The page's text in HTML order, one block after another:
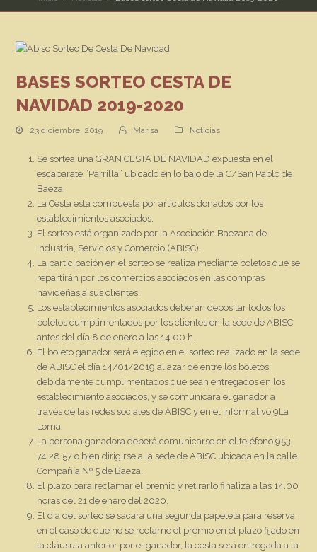
BASES SORTEO CESTA DE
NAVIDAD 2019-2020
23 diciembre, 2019 Marisa Noticias
Se sortea una GRAN CESTA DE NAVIDAD expuesta en el
escaparate “Parrilla” ubicado en lo bajo de la C/San Pablo de
Baeza.
La Cesta está compuesta por artículos donados por los
establecimientos asociados.
El sorteo está organizado por la Asociación Baezana de
Industria, Servicios y Comercio (ABISC).
La participación en el sorteo se realiza mediante boletos que se
repartirán por los comercios asociados en las compras
navideñas a sus clientes.
Los establecimientos asociados deberán depositar todos los
boletos cumplimentados por los clientes en la sede de ABISC
antes del día 8 de enero a las 14.00 h.
El boleto ganador será elegido en el sorteo realizado en la sede
de ABISC el día 14/01/2019 al azar de entre los boletos
debidamente cumplimentados que sean entregados en los
establecimiento asociados, y se comunicara el ganador a
través de las redes sociales de ABISC y en el informativo 9La
Loma.
La persona ganadora deberá comunicarse en el teléfono 953
74 28 57 o bien dirigirse a la sede de ABISC ubicada en la calle
Compañía Nº 5 de Baeza.
El plazo para reclamar el premio y retirarlo finaliza a las 14.00
horas del 21 de enero del 2020.
El día del sorteo se sacará una segunda papeleta para reserva,
en el caso de que no se reclame el premio en el plazo fijado en
la cláusula anterior por el ganador, la cesta será entregada a la